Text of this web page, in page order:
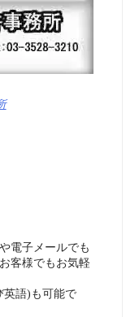
電子メールでも
客様でもお気軽
英語)も可能で